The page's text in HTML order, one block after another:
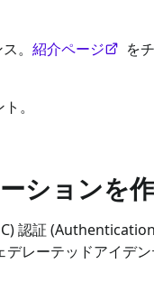
。 紹介ページ
を
。
ションを
認証
レーテッドアイデ